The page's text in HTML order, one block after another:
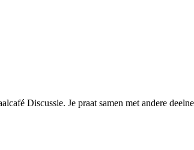
Discussie. Je praat samen met andere